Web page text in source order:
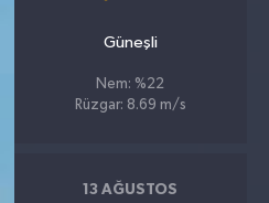
Güneşli
Nem: %22
Rüzgar: 8.69 m/s
13 AĞUSTOS